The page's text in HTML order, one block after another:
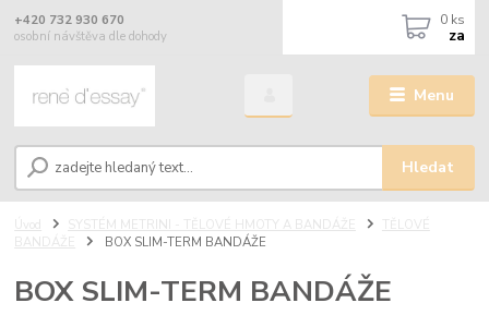
Menu
Hledat
+420 732 930 670
osobní návštěva dle dohody
0 ks
za
Úvod SYSTÉM METRINI - TĚLOVÉ HMOTY A BANDÁŽE
TĚLOVÉ
BANDÁŽE
BOX SLIM-TERM BANDÁŽE
BOX SLIM-TERM BANDÁŽE